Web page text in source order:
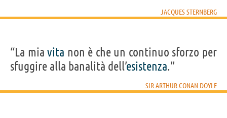
JACQUES STERNBERG
“La miavita non è che un continuo sforzo per
sfuggire alla banalità dell’esistenza.”
SIR ARTHUR CONAN DOYLE